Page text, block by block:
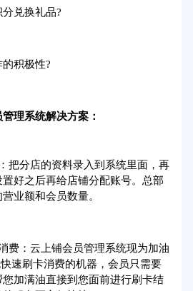
兑换礼品?
积极性?
理系统解决方案：
分店的资料录入到系统里面，再
好之后再给店铺分配账号。总部
业额和会员数量。
：云上铺会员管理系统现为加油
速刷卡消费的机器，会员只需要
加满油直接到您面前进行刷卡结